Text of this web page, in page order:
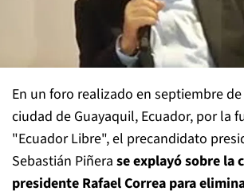
En un foro realizado en septiembre de
ciudad de Guayaquil, Ecuador, por la
"Ecuador Libre", el precandidato
Sebastián Piñera se explayó sobre la
presidente Rafael Correa para